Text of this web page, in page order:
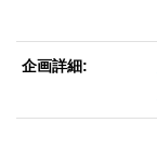
企画詳細